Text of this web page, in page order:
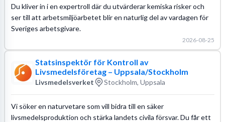
Du kliver in i en expertroll där du utvärderar kemiska risker och
ser till att arbetsmiljöarbetet blir en naturlig del av vardagen för
Sveriges arbetsgivare.
2026-08-25
Statsinspektör för Kontroll av
Livsmedelsföretag – Uppsala/Stockholm
Livsmedelsverket Stockholm, Uppsala
Vi söker en naturvetare som vill bidra till en säker
livsmedelsproduktion och stärka landets civila försvar. Du får ett